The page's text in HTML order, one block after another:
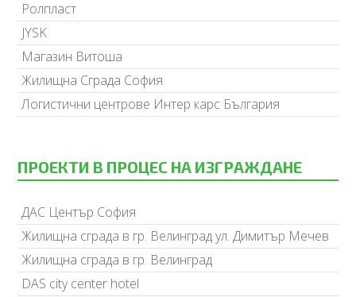
Ролпласт
JYSK
Магазин Витоша
Жилищна Сграда София
Логистични центрове Интер карс България
ПРОЕКТИ В ПРОЦЕС НА ИЗГРАЖДАНЕ
ДАС Център София
Жилищна сграда в гр. Велинград ул. Димитър Мечев
Жилищна сграда в гр. Велинград
DAS city center hotel